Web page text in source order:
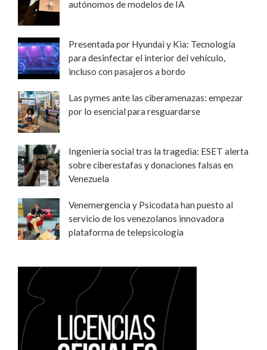
autónomos de modelos de IA
Presentada por Hyundai y Kia: Tecnología
para desinfectar el interior del vehículo,
incluso con pasajeros a bordo
Las pymes ante las ciberamenazas: empezar
por lo esencial para resguardarse
Ingeniería social tras la tragedia: ESET alerta
sobre ciberestafas y donaciones falsas en
Venezuela
Venemergencia y Psicodata han puesto al
servicio de los venezolanos innovadora
plataforma de telepsicología